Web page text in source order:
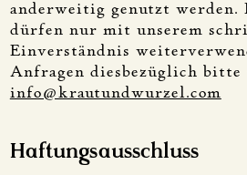
anderweitig genutzt werden.
dürfen nur mit unserem
Einverständnis
Anfragen diesbezüglich bitte
info@krautundwurzel.com
Haftungsausschluss